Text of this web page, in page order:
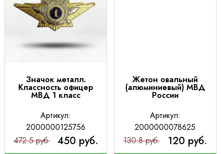
Значок металл.
Классность офицер
МВД 1 класс
Артикул:
2000000125756
472.5 руб.
450 руб.
Жетон овальный
(алюминиевый) МВД
России
Артикул:
2000000078625
130.8 руб.
120 руб.